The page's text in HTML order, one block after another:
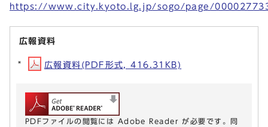
https://www.city.kyoto.lg.jp/sogo/page/
広報資料
広報資料(PDF形式, 416.31KB)
PDFファイルの閲覧には Adobe Reader が必要です。同